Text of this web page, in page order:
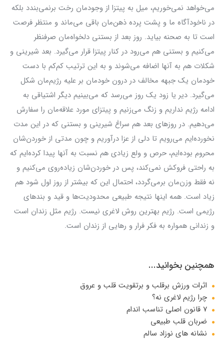
می‌خواهد نمی‌خوریم، میل به پیتزا از وجودمان رخت برنمی‌بندد بلکه
در ناخودآگاه ما و پشت پرده ذهن‌مان باقی می‌ماند و منتظر فرصت
است تا به صحنه بیاید. روز بعد از بستنی دلخواه‌مان صرفنظر
می‌کنیم و بستنی هم می‌رود در کنار پیتزا قرار می‌گیرد. بعد شیرینی و
شکلات هم به آنها اضافه می‌شوند و به این ترتیب کم‌کم با دست
خودمان یک جبهه مخالف در درون خودمان بر علیه رژیم‌مان شکل
می‌گیرد. دیر یا زود یک روز می‌رسد که می‌بینیم دیگر اشتیاقی به
ادامه رژیم نداریم و زنگ می‌زنیم و پیتزای مورد علاقه‌مان را سفارش
می‌دهیم. در روزهای بعد هم سراغ شیرینی و بستنی که در این مدت
نخورده‌ایم می‌رویم تا دلی از عزا درآوریم و چون مدتی از خوردن‌شان
محروم بوده‌ایم، حرص و ولع زیادی هم نسبت به آنها پیدا کرده‌ایم که
به راحتی فروکش نمی‌کند، پس در خوردن‌شان زیاده‌روی می‌کنیم و
نه فقط وزن‌مان برمی‌گردد، احتمال این که بیشتر از روز اول شود هم
زیاد است. همه اینها نتیجه طبیعی محدودیت‌ها و قید و بندهای
رژیمی است. رژیم بهترین روش لاغری نیست. رژیم مثل زندان است
و زندانی همواره به فکر فرار و رهایی از زندان است.
همچنین بخوانید...
اثرات ورزش برقلب و برتقویت قلب و عروق
چرا رژیم لاغری نه؟
7 قانون اصلی تناسب اندام
ضربان قلب طبیعی
نشانه های نوزاد سالم